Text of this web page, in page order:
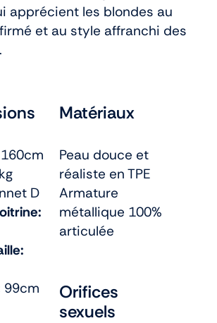
apprécient les blondes au
et au style affranchi des
160cm
D
99cm
Matériaux
Peau douce et
réaliste en TPE
Armature
métallique 100%
articulée
Orifices
sexuels